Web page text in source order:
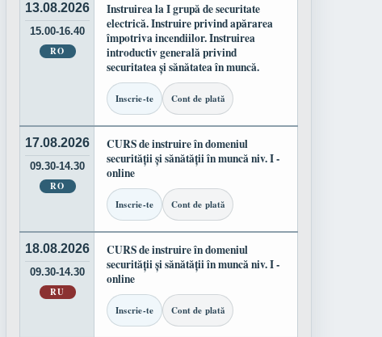
13.08.2026
15.00-16.40
RO
Instruirea la I grupă de securitate
electrică. Instruire privind apărarea
împotriva incendiilor. Instruirea
introductiv generală privind
securitatea și sănătatea în muncă.
Inscrie-te Cont de plată
17.08.2026
09.30-14.30
RO
CURS de instruire în domeniul
securității și sănătății în muncă niv. I -
online
Inscrie-te Cont de plată
18.08.2026
09.30-14.30
RU
CURS de instruire în domeniul
securității și sănătății în muncă niv. I -
online
Inscrie-te Cont de plată